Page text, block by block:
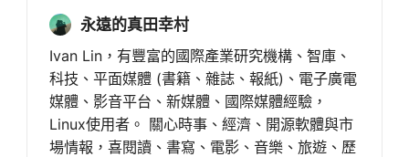
永遠的真田幸村
Ivan Lin，有豐富的國際產業研究機構、智庫、
科技、平面媒體 (書籍、雜誌、報紙)、電子廣電
媒體、影音平台、新媒體、國際媒體經驗，
Linux使用者。 關心時事、經濟、開源軟體與市
場情報，喜閱讀、書寫、電影、音樂、旅遊、歷